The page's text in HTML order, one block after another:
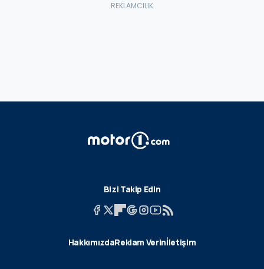
Bizi Takip Edin
HakkımızdaReklam Verinİletişim